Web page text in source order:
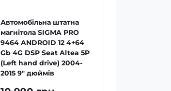
Автомобільна штатна
магнітола SIGMA PRO
9464 ANDROID 12 4+64
Gb 4G DSP Seat Altea 5P
(Left hand drive) 2004-
2015 9" дюймів